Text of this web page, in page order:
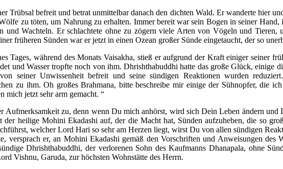
Trübsal befreit und betrat unmittelbar danach den dichten Wald. Er wanderte hier
zu töten, um Nahrung zu erhalten. Immer bereit war sein Bogen in seiner
Wachteln. Er schlachtete ohne zu zögern viele Arten von Vögeln und Tieren,
früheren Sünden war er jetzt in einen Ozean großer Sünde eingetaucht, der so
Tages, während des Monats Vaisakha, stieß er aufgrund der Kraft einiger seiner
und Wasser tropfte noch von ihm. Dhrishthabuddhi hatte das große Glück, einige
seiner Unwissenheit befreit und seine sündigen Reaktionen wurden
zu ihm. Oh großes Brahmana, bitte beschreibe mir einige der Sühnopfer, die
mich jetzt sehr arm gemacht. “
Aufmerksamkeit zu, denn wenn Du mich anhörst, wird sich Dein Leben ändern
heilige Mohini Ekadashi auf, der die Macht hat, Sünden aufzuheben, die so
welcher Lord Hari so sehr am Herzen liegt, wirst Du von allen sündigen
versprach er, an Mohini Ekadashi gemäß den Vorschriften und Anweisungen des
Dhrishthabuddhi, der verlorenen Sohn des Kaufmanns Dhanapala, ohne
Vishnu, Garuda, zur höchsten Wohnstätte des Herrn.